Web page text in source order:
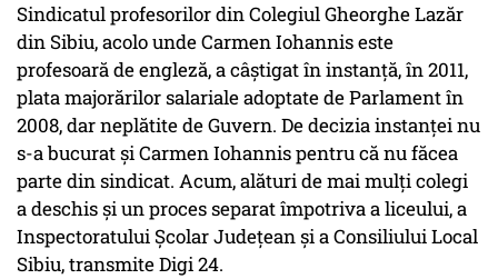
Sindicatul profesorilor din Colegiul Gheorghe Lazăr
din Sibiu, acolo unde Carmen Iohannis este
profesoară de engleză, a câștigat în instanță, în 2011,
plata majorărilor salariale adoptate de Parlament în
2008, dar neplătite de Guvern. De decizia instanței nu
s-a bucurat și Carmen Iohannis pentru că nu făcea
parte din sindicat. Acum, alături de mai mulți colegi
a deschis și un proces separat împotriva a liceului, a
Inspectoratului Şcolar Judeţean şi a Consiliului Local
Sibiu, transmite Digi 24.